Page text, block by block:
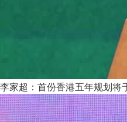
李家超：首份香港五年规划将